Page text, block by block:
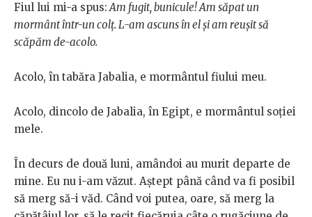
Fiul lui mi-a spus:Am fugit, bunicule! Am săpat un
mormânt într-un colț. L-am ascuns în el și am reușit să
scăpăm de-acolo.
Acolo, în tabăra Jabalia, e mormântul fiului meu.
Acolo, dincolo de Jabalia, în Egipt, e mormântul soției
mele.
În decurs de două luni, amândoi au murit departe de
mine. Eu nu i-am văzut. Aștept până când va fi posibil
să merg să-i văd. Când voi putea, oare, să merg la